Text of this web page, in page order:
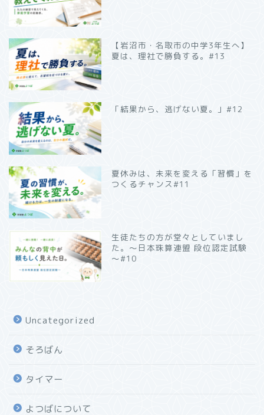
【岩沼市・名取市の中学3年生へ】
夏は、理社で勝負する。#13
「結果から、逃げない夏。」#12
夏休みは、未来を変える「習慣」を
つくるチャンス#11
生徒たちの方が堂々としていまし
た。～日本珠算連盟 段位認定試験
～#10
Uncategorized
そろばん
タイマー
よつばについて